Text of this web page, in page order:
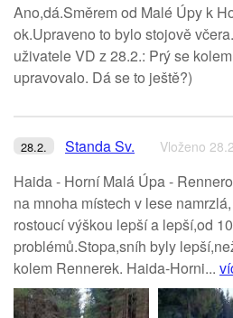
Ano,dá.Směrem od Malé Úpy k
ok.Upraveno to bylo stojově
uživatele VD z 28.2.: Prý se
upravovalo. Dá se to ještě?)
28.2. Standa Sv. Vloženo
Haida - Horní Malá Úpa -
na mnoha místech v lese
rostoucí výškou lepší a lepší,od
problémů.Stopa,sníh byly
kolem Rennerek. Haida-Horni...